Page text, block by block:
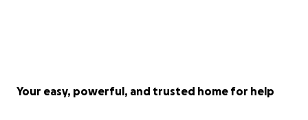
Your easy, powerful, and trusted home for help